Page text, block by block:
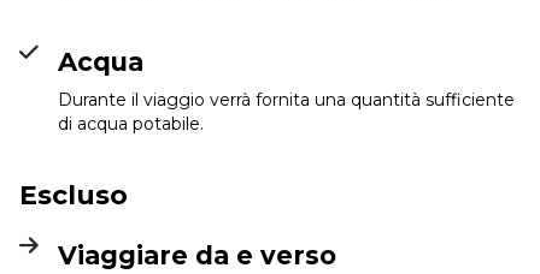
Acqua
Durante il viaggio verrà fornita una quantità sufficiente
di acqua potabile.
Escluso
Viaggiare da e verso